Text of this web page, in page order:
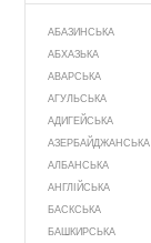
АБАЗИНСЬКА
АБХАЗЬКА
АВАРСЬКА
АГУЛЬСЬКА
АДИГЕЙСЬКА
АЗЕРБАЙДЖАНСЬКА
АЛБАНСЬКА
АНГЛІЙСЬКА
БАСКСЬКА
БАШКИРСЬКА